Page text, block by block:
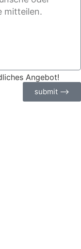
Angebot!
submit ⟶